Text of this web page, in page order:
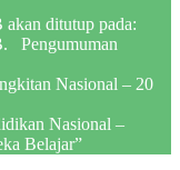
akan ditutup pada:
Pengumuman
Nasional – 20
Nasional –
Belajar”